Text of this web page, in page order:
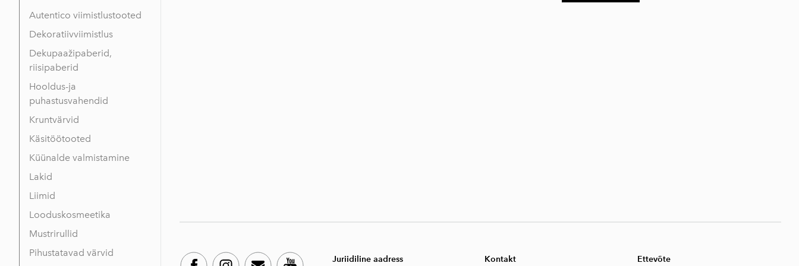
Autentico viimistlustooted
Dekoratiivviimistlus
Dekupaažipaberid,
riisipaberid
Hooldus-ja
puhastusvahendid
Kruntvärvid
Käsitöötooted
Küünalde valmistamine
Lakid
Liimid
Looduskosmeetika
Mustrirullid
Pihustatavad värvid
Juriidiline aadress Kontakt Ettevõte